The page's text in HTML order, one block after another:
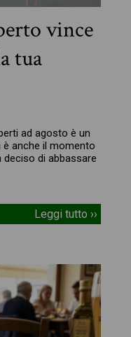
vince
tua
ad agosto è un
anche il momento
di abbassare
Leggi tutto ››